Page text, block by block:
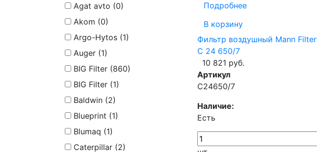
Agat avto (0)
Akom (0)
Argo-Hytos (1)
Auger (1)
BIG Filter (860)
BIG Filter (1)
Baldwin (2)
Blueprint (1)
Blumaq (1)
Caterpillar (2)
Подробнее
В корзину
Фильтр воздушный Mann Filter
C 24 650/7
10 821 руб.
Артикул
C24650/7
Наличие:
Есть